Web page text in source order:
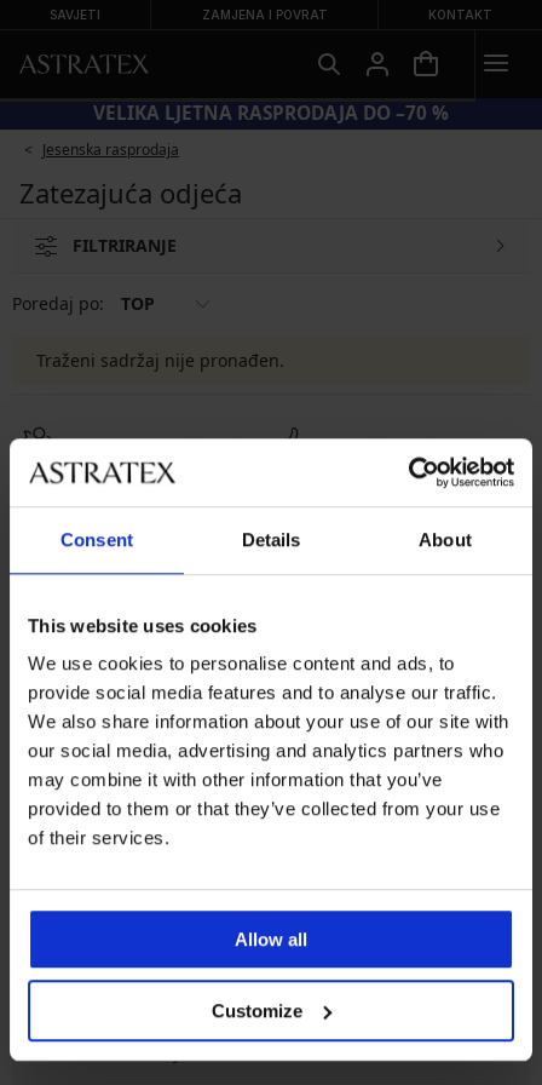
Consent Details About
This website uses cookies
We use cookies to personalise content and ads, to
provide social media features and to analyse our traffic.
We also share information about your use of our site with
our social media, advertising and analytics partners who
may combine it with other information that you’ve
provided to them or that they’ve collected from your use
of their services.
Allow all
Customize
SAVJETI ZAMJENA I POVRAT KONTAKT
VELIKA LJETNA RASPRODAJA DO –70 %
Jesenska rasprodaja
Zatezajuća odjeća
FILTRIRANJE
Poredaj po: TOP
Traženi sadržaj nije pronađen.
8 % povrata od kupnje Povrati i zamjene
Povoljno Kako odabrati
Radni dani od 8.00 - 16.00
info@astratex.hr
Newsletter
Prijavite se na newsletter i osvojite 200 kn
ŽELIM PREUZIMATI
SLUŽBA ZA KORISNIKE